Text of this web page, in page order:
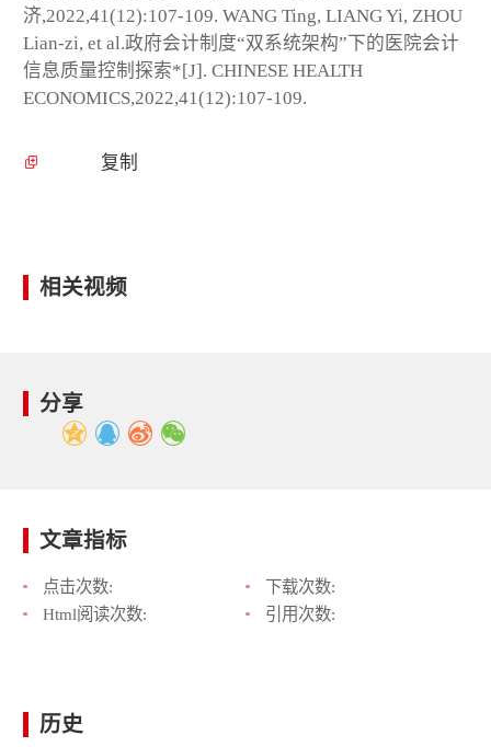
济,2022,41(12):107-109. WANG Ting, LIANG Yi, ZHOU
Lian-zi, et al.政府会计制度“双系统架构”下的医院会计
信息质量控制探索*[J]. CHINESE HEALTH
ECONOMICS,2022,41(12):107-109.
复制
相关视频
分享
文章指标
点击次数:
下载次数:
Html阅读次数:
引用次数:
历史